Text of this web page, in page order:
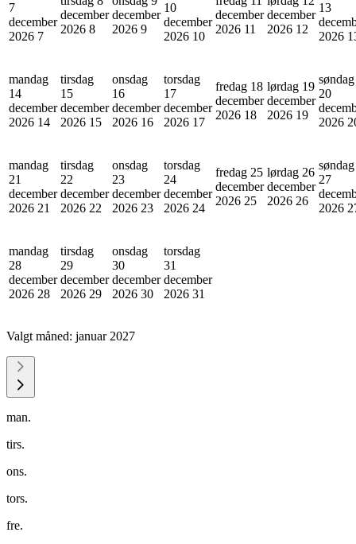
7
december
2026 7
december
2026 8
december
2026 9
10
december
2026 10
december
2026 11
december
2026 12
13
2026
mandag
14
december
2026 14
tirsdag
15
december
2026 15
onsdag
16
december
2026 16
torsdag
17
december
2026 17
fredag 18
december
2026 18
lørdag 19
december
2026 19
søndag
20
2026
mandag
21
december
2026 21
tirsdag
22
december
2026 22
onsdag
23
december
2026 23
torsdag
24
december
2026 24
fredag 25
december
2026 25
lørdag 26
december
2026 26
søndag
27
2026
mandag
28
december
2026 28
tirsdag
29
december
2026 29
onsdag
30
december
2026 30
torsdag
31
december
2026 31
Valgt måned: januar 2027
man.
tirs.
ons.
tors.
fre.